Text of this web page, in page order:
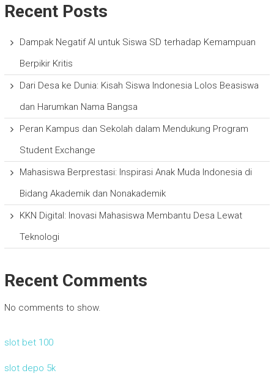
Recent Posts
Dampak Negatif AI untuk Siswa SD terhadap Kemampuan
Berpikir Kritis
Dari Desa ke Dunia: Kisah Siswa Indonesia Lolos Beasiswa
dan Harumkan Nama Bangsa
Peran Kampus dan Sekolah dalam Mendukung Program
Student Exchange
Mahasiswa Berprestasi: Inspirasi Anak Muda Indonesia di
Bidang Akademik dan Nonakademik
KKN Digital: Inovasi Mahasiswa Membantu Desa Lewat
Teknologi
Recent Comments
No comments to show.
slot bet 100
slot depo 5k